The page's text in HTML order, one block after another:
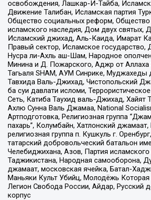
освобождения, Лашкар-И-Тайба,
Движение Талибан, Исламская партия
Общество социальных реформ,
исламского наследия, Дом двух
Исламский джихад, Аль-Каида, Имарат
Правый сектор, Исламское государство,
Нусра ли-Ахль аш-Шам, Народное
Минина и Д. Пожарского, Аджр от Аллаха
Тагьаля SHAM, АУМ Синрике, Муджахеды
Тавхида Валь-Джихад, Чистопольский
ба суи давлати исломи,
Сеть, Катиба Таухид валь-Джихад, Хайят
Ахлю Сунна Валь Джамаа, National
Артподготовка, Религиозная группа
пахарь”, Колумбайн, Хатлонский
религиозная группа п. Кушкуль г.
татарский добровольческий батальон
Челебиджихана, Азов, Партия
Таджикистана, Народная самооборона,
джамаат, московская ячейка, Батал-
Маньяки Культ Убийц, Молодёжь Которая
Легион Свобода России, Айдар, Русский
корпус